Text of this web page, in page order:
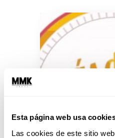
Esta página web usa
Las cookies de este sitio